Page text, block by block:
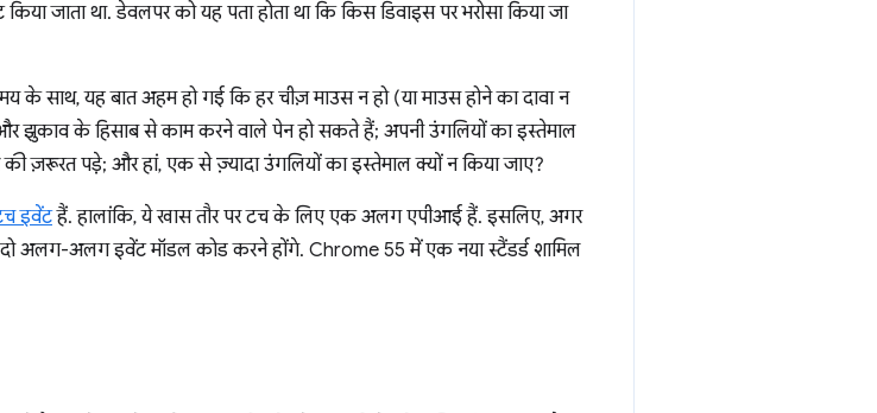
जाता था. डेवलपर को यह पता होता था कि किस डिवाइस पर भरोसा किया जा
साथ, यह बात अहम हो गई कि हर चीज़ माउस न हो (या माउस होने का दावा न
झुकाव के हिसाब से काम करने वाले पेन हो सकते हैं; अपनी उंगलियों का इस्तेमाल
ज़रूरत पड़े; और हां, एक से ज़्यादा उंगलियों का इस्तेमाल क्यों न किया जाए?
इवेंटहैं. हालांकि, ये खास तौर पर टच के लिए एक अलग एपीआई हैं. इसलिए, अगर
अलग-अलग इवेंट मॉडल कोड करने होंगे. Chrome 55 में एक नया स्टैंडर्ड शामिल